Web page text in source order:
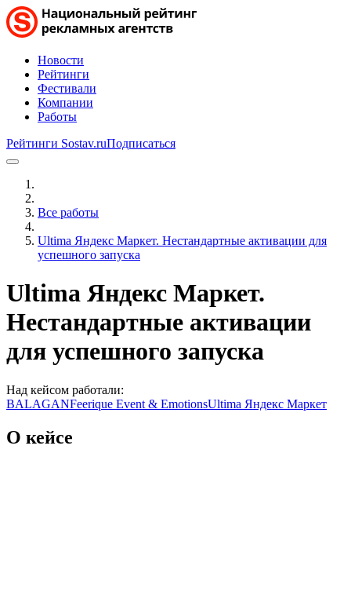
Новости
Рейтинги
Фестивали
Компании
Работы
Рейтинги Sostav.ruПодписаться
Все работы
Ultima Яндекс Маркет. Нестандартные активации для
успешного запуска
Ultima Яндекс Маркет.
Нестандартные активации
для успешного запуска
Над кейсом работали:
BALAGANFeerique Event & EmotionsUltima Яндекс Маркет
О кейсе